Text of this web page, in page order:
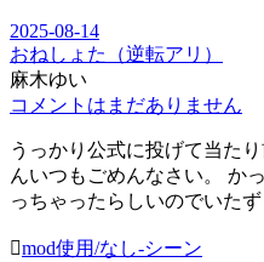
2025-08-14
おねしょた（逆転アリ）
麻木ゆい
コメントはまだありません
うっかり公式に投げて当た
んいつもごめんなさい。 か
っちゃったらしいのでいた
mod使用/なし-シーン